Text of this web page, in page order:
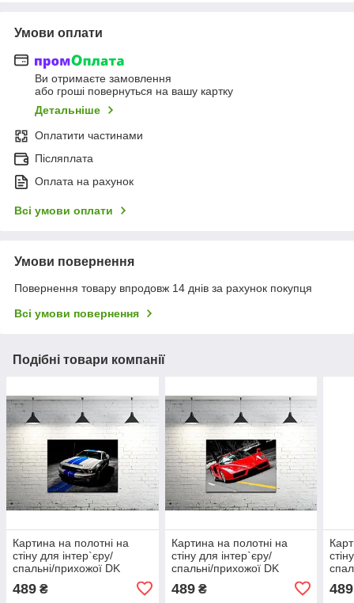
Умови оплати
Ви отримаєте замовлення
або гроші повернуться на вашу картку
Детальніше
Оплатити частинами
Післяплата
Оплата на рахунок
Всі умови оплати
Умови повернення
Повернення товару впродовж 14 днів за рахунок покупця
Всі умови повернення
Подібні товари компанії
Картина на полотні на
стіну для інтер`єру/
спальні/прихожої DK
Mustang (DKP4560-M804)
45х60 см
489 ₴
Картина на полотні на
стіну для інтер`єру/
спальні/прихожої DK
Ferrari (DKP4560-m625)
45х60 см
489₴ 489